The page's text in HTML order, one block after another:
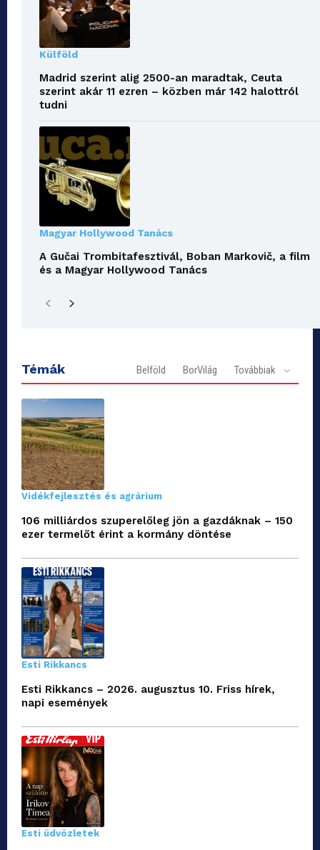
Külföld
Madrid szerint alig 2500-an maradtak, Ceuta
szerint akár 11 ezren – közben már 142 halottról
tudni
Magyar Hollywood Tanács
A Gučai Trombitafesztivál, Boban Markovič, a film
és a Magyar Hollywood Tanács
Témák Belföld BorVilág Továbbiak
Vidékfejlesztés és agrárium
106 milliárdos szuperelőleg jön a gazdáknak – 150
ezer termelőt érint a kormány döntése
Esti Rikkancs
Esti Rikkancs – 2026. augusztus 10. Friss hírek,
napi események
Esti üdvözletek